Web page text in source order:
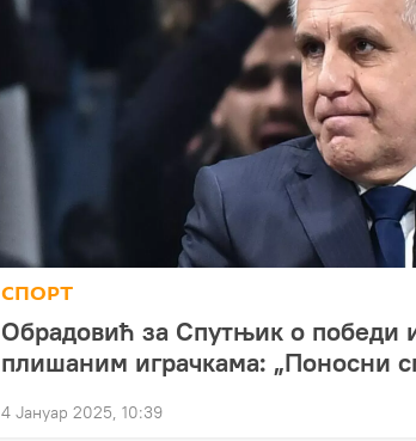
СПОРТ
Обрадовић за Спутњик о победи
плишаним играчкама: „Поносни
4 Јануар 2025, 10:39